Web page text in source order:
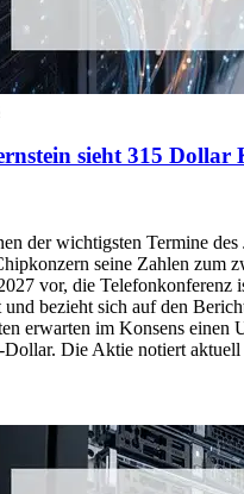
sieht 315 Dollar
der wichtigsten Termine des
seine Zahlen zum
vor, die Telefonkonferenz
und bezieht sich auf den
erwarten im Konsens einen
Die Aktie notiert aktuell